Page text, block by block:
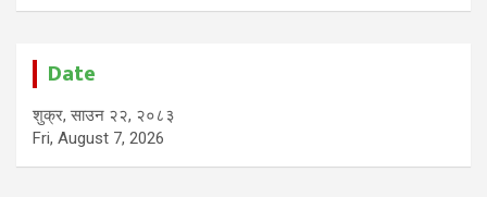
Date
शुक्र, साउन २२, २०८३
Fri, August 7, 2026